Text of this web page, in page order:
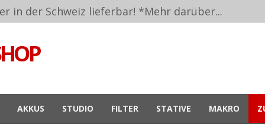
in der Schweiz lieferbar! *Mehr darüber...
AKKUS STUDIO FILTER STATIVE MAKRO